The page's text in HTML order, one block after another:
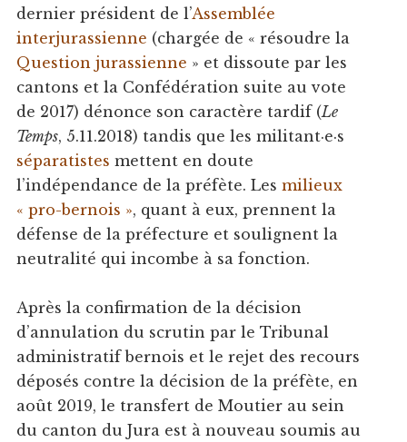
dernier président de l’Assemblée
interjurassienne (chargée de « résoudre la
Question jurassienne » et dissoute par les
cantons et la Confédération suite au vote
de 2017) dénonce son caractère tardif (Le
Temps, 5.11.2018) tandis que les militant·e·s
séparatistes mettent en doute
l’indépendance de la préfète. Les milieux
« pro-bernois », quant à eux, prennent la
défense de la préfecture et soulignent la
neutralité qui incombe à sa fonction.
Après la confirmation de la décision
d’annulation du scrutin par le Tribunal
administratif bernois et le rejet des recours
déposés contre la décision de la préfète, en
août 2019, le transfert de Moutier au sein
du canton du Jura est à nouveau soumis au